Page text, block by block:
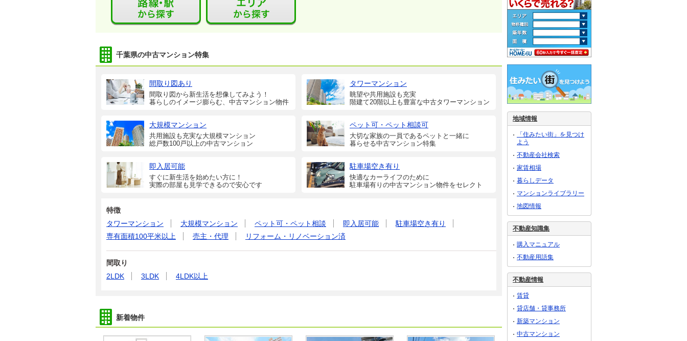
千葉県の中古マンション特集
間取り図あり
間取り図から新生活を想像してみよう！
暮らしのイメージ膨らむ、中古マンション物件
タワーマンション
眺望や共用施設も充実
階建て20階以上も豊富な中古タワーマンション
大規模マンション
共用施設も充実な大規模マンション
総戸数100戸以上の中古マンション
ペット可・ペット相談可
大切な家族の一員であるペットと一緒に
暮らせる中古マンション特集
即入居可能
すぐに新生活を始めたい方に！
実際の部屋も見学できるので安心です
駐車場空き有り
快適なカーライフのために
駐車場有りの中古マンション物件をセレクト
特徴
タワーマンション
大規模マンション ペット可・ペット相談 即入居可能
駐車場空き有り
専有面積100平米以上
売主・代理 リフォーム・リノベーション済
間取り
2LDK
3LDK 4LDK以上
新着物件
地域情報
「住みたい街」を見つけ
よう
不動産会社検索
家賃相場
暮らしデータ
マンションライブラリー
地図情報
不動産知識集
購入マニュアル
不動産用語集
不動産情報
賃貸
貸店舗・貸事務所
新築マンション
中古マンション